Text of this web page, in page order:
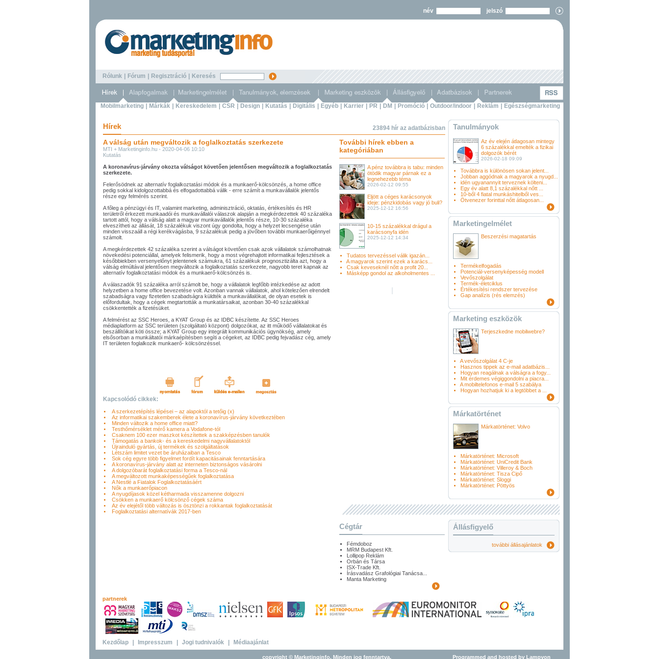
név jelszó
Rólunk Fórum Regisztráció Keresés
Mobilmarketing Márkák Kereskedelem CSR Design Kutatás Digitális Egyéb Karrier PR DM Promóció Outdoor/indoor Reklám Egészségmarketing
Hírek 23894 hír az adatbázisban Tanulmányok
A válság után megváltozik a foglalkoztatás szerkezete
MTI + Marketinginfo.hu - 2020-04-06 10:10
Kutatás
A koronavírus-járvány okozta válságot követően jelentősen megváltozik a foglalkoztatás
szerkezete.
Felerősödnek az alternatív foglalkoztatási módok és a munkaerő-kölcsönzés, a home office
pedig sokkal kidolgozottabbá és elfogadottabbá válik - erre számít a munkavállalók jelentős
része egy felmérés szerint.
A főleg a pénzügyi és IT, valamint marketing, adminisztráció, oktatás, értékesítés és HR
területről érkezett munkaadói és munkavállalói válaszok alapján a megkérdezettek 40 százaléka
tartott attól, hogy a válság alatt a magyar munkavállalók jelentős része, 10-30 százaléka
elveszítheti az állását, 18 százalékuk viszont úgy gondolta, hogy a helyzet lecsengése után
minden visszaáll a régi kerékvágásba, 9 százalékuk pedig a jövőben további munkaerőigénnyel
számolt.
A megkérdezettek 42 százaléka szerint a válságot követően csak azok vállalatok számolhatnak
növekedési potenciállal, amelyek felismerik, hogy a most végrehajtott informatikai fejlesztések a
későbbiekben versenyelőnyt jelentenek számukra, 61 százalékuk prognosztizálta azt, hogy a
válság elmúltával jelentősen megváltozik a foglalkoztatás szerkezete, nagyobb teret kapnak az
alternatív foglalkoztatási módok és a munkaerő-kölcsönzés is.
A válaszadók 91 százaléka arról számolt be, hogy a vállalatok legfőbb intézkedése az adott
helyzetben a home office bevezetése volt. Azonban vannak vállalatok, ahol kötelezően elrendelt
szabadságra vagy fizetetlen szabadságra küldték a munkavállalókat, de olyan esetek is
előfordultak, hogy a cégek megtartották a munkatársaikat, azonban 30-40 százalékkal
csökkentették a fizetésüket.
A felmérést az SSC Heroes, a KYAT Group és az IDBC készítette. Az SSC Heroes
médiaplatform az SSC területen (szolgáltató központ) dolgozókat, az itt működő vállalatokat és
beszállítóikat köti össze; a KYAT Group egy integrált kommunikációs ügynökség, amely
elsősorban a munkáltatói márkaépítésben segíti a cégeket, az IDBC pedig fejvadász cég, amely
IT területen foglalkozik munkaerő- kölcsönzéssel.
Kapcsolódó cikkek:
A szerkezetépítés lépései – az alapoktól a tetőig (x)
Az informatikai szakemberek élete a koronavírus-járvány következtében
Minden változik a home office miatt?
Testhőmérséklet mérő kamera a Vodafone-tól
Csaknem 100 ezer maszkot készítettek a szakképzésben tanulók
Támogatás a bankok- és a kereskedelmi nagyvállalatoktól
Újrainduló gyártás, új termékek és szolgáltatások
Létszám limitet vezet be áruházaiban a Tesco
Sok cég egyre több figyelmet fordít kapacitásainak fenntartására
A koronavírus-járvány alatt az interneten biztonságos vásárolni
A dolgozóbarát foglalkoztatási forma a Tesco-nál
A megváltozott munkaképességűek foglalkoztatása
A Nestlé a Fiatalok Foglalkoztatásáért
Nők a munkaerőpiacon
A nyugdíjasok közel kétharmada visszamenne dolgozni
Csökken a munkaerő kölcsönző cégek száma
Az év elejétől több változás is ösztönzi a rokkantak foglalkoztatását
Foglalkoztatási alternatívák 2017-ben
További hírek ebben a
kategóriában
A pénz továbbra is tabu: minden
ötödik magyar párnak ez a
legnehezebb téma
2026-02-12 09:55
Eljött a céges karácsonyok
ideje: pénzkidobás vagy jó buli?
2025-12-12 16:56
10-15 százalékkal drágul a
karácsonyfa idén
2025-12-12 14:34
Tudatos tervezéssel válik igazán...
A magyarok szerint ezek a karács...
Csak keveseknél nőtt a profit 20...
Másképp gondol az alkoholmentes ...
Az év elején átlagosan mintegy
6 százalékkal emelték a fizikai
dolgozók bérét
2026-02-18 09:09
Továbbra is különösen sokan jelent...
Jobban aggódnak a magyarok a nyugd...
idén ugyanannyit terveznek költeni...
Egy év alatt 8,1 százalékkal nőtt ...
10-ből 4 fiatal munkáshitelből ves...
Ötvenezer forinttal nőtt átlagosan...
Marketingelmélet
Beszerzési magatartás
Termékelfogadás
Potenciál-versenyképesség modell
Vevőszolgálat
Termék-életciklus
Értékesítési rendszer tervezése
Gap analízis (rés elemzés)
Marketing eszközök
Terjeszkedne mobilwebre?
A vevőszolgálat 4 C-je
Hasznos tippek az e-mail adatbázis...
Hogyan reagálnak a válságra a fogy...
Mit érdemes végiggondolni a piacra...
A mobiltelefonos e-mail 5 szabálya
Hogyan hozhatjuk ki a legtöbbet a ...
Márkatörténet
Márkatörténet: Volvo
Márkatörténet: Microsoft
Márkatörténet: UniCredit Bank
Márkatörténet: Villeroy & Boch
Márkatörténet: Tisza Cipő
Márkatörténet: Sloggi
Márkatörténet: Pöttyös
Cégtár
Fémdoboz
MRM Budapest Kft.
Lollipop Reklám
Orbán és Társa
ISX-Trade Kft.
Írásvadász Grafológiai Tanácsa...
Manta Marketing
Állásfigyelő
további állásajánlatok
partnerek
Kezdőlap Impresszum Jogi tudnivalók Médiaajánlat
copyright © Marketinginfo. Minden jog fenntartva. Programmed and hosted by Lampyon